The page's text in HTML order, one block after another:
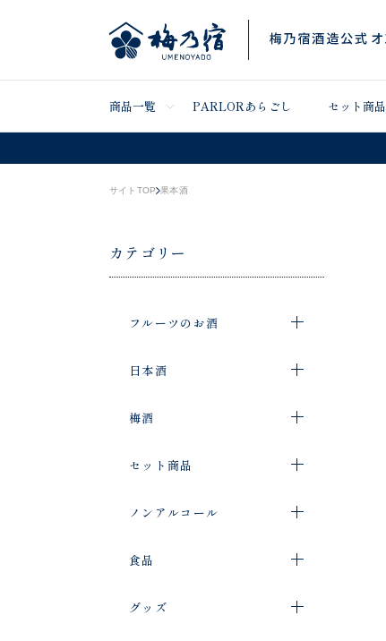
商品一覧 PARLORあらごし セット商品
サイトTOP 果本酒
カテゴリー
フルーツのお酒
日本酒
梅酒
セット商品
ノンアルコール
食品
グッズ